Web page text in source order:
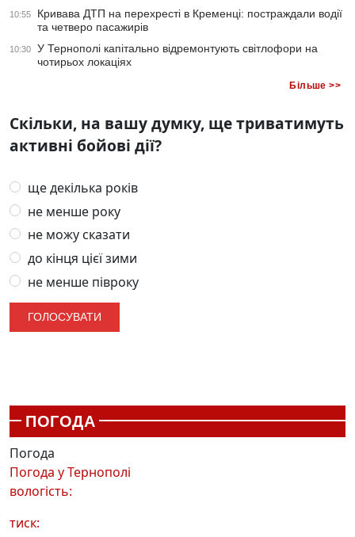
10:55
Кривава ДТП на перехресті в Кременці: постраждали водії
та четверо пасажирів
10:30
У Тернополі капітально відремонтують світлофори на
чотирьох локаціях
Більше >>
Скільки, на вашу думку, ще триватимуть
активні бойові дії?
ще декілька років
не менше року
не можу сказати
до кінця цієї зими
не менше півроку
ПОГОДА
Погода
Погода уТернополі
вологість:
тиск: